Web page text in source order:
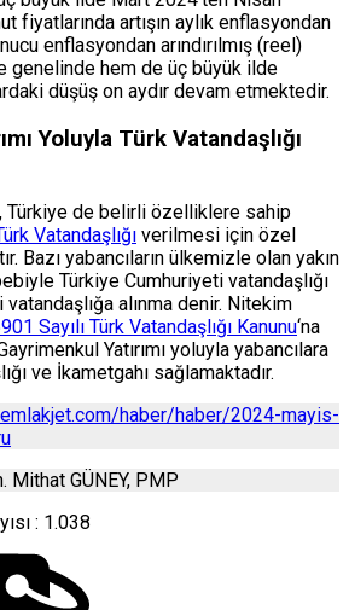
fiyatlarında artışın aylık enflasyondan
enflasyondan arındırılmış (reel)
genelinde hem de üç büyük ilde
düşüş on aydır devam etmektedir.
Yoluyla Türk Vatandaşlığı
Türkiye de belirli özelliklere sahip
Vatandaşlığı verilmesi için özel
Bazı yabancıların ülkemizle olan yakın
Türkiye Cumhuriyeti vatandaşlığı
alınma denir. Nitekim
Sayılı Türk Vatandaşlığı Kanunu‘na
Yatırımı yoluyla yabancılara
ve İkametgahı sağlamaktadır.
haber/haber/2024-mayis-
Mithat GÜNEY, PMP
: 1.038